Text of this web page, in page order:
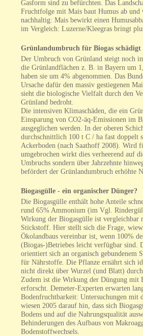
Gasform sind zu befürchten. Das
Fruchtfolge mit Mais baut Humus ab
nachhaltig: Mais bewirkt einen
im Vergleich: Luzerne/Kleegras bringt
Grünlandumbruch für Biogas
Der Umbruch von Grünland steigt noch
die Grünlandflächen z. B. in Bayern um
haben sie um 4% abgenommen. Das
Ursache dafür den massiv gestiegenen
sieht die biologische Vielfalt durch den
Grünland bedroht.
Die intensiven Klimaschäden, die ein
Einsparung von CO2-äq-Emissionen im
ausgeglichen werden. In der oberen
durchschnittlich 100 t C / ha fast doppelt
Ackerboden (nach Saathoff 2008). Wird
umgebrochen wirkt dies verheerend auf
Umbruchs sondern über Jahrzehnte
befördert der Grünlandumbruch erhöhte
Biogasgülle - ein organischer Dünger?
Die Biogasgülle enthält hohe Anteile
rund 65% Ammonium (im Vgl.
Wirkung der Biogasgülle ist
Stickstoff. Hier stellt sich die Frage,
Ökolandbaus vereinbar ist, wenn 100%
(Biogas-)Betriebes leicht verfügbar sind.
orientiert sich an organisch gebundenem
für Nährstoffe. Die Pflanze ernährt sich
nicht direkt über Wurzel (und Blatt)
Zudem ist die Wirkung der Düngung mit
erforscht. Demeter-Experten erwarten
Bodenfruchtbarkeit: Untersuchungen mit
wiesen 2005 darauf hin, dass sich
Bodens und auf die Nahrungsqualität
Behinderungen des Aufbaus von
Bodenstoffwechsels.